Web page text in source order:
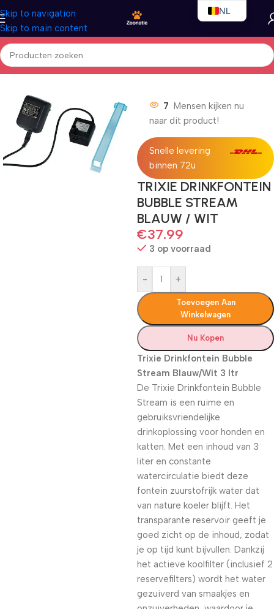
Skip to navigation
Skip to main content
Home/Honden/Outdoor
7 Mensen kijken nu
naar dit product!
Snelle levering
binnen 72u
TRIXIE DRINKFONTEIN
BUBBLE STREAM
BLAUW / WIT
€37.99
3 op voorraad
- +
Toevoegen Aan
Winkelwagen
Nu Kopen
Trixie Drinkfontein Bubble
Stream Blauw/Wit 3 ltr
De Trixie Drinkfontein Bubble
Stream is een ruime en
gebruiksvriendelijke
drinkoplossing voor honden en
katten. Met een inhoud van 3
liter en constante
watercirculatie biedt deze
fontein zuurstofrijk water dat
van nature koeler blijft. Het
transparante reservoir geeft je
goed zicht op de inhoud, zodat
je op tijd kunt bijvullen. Dankzij
het actieve koolfilter (inclusief 2
reservefilters) wordt het water
gezuiverd van smaakjes en
NL